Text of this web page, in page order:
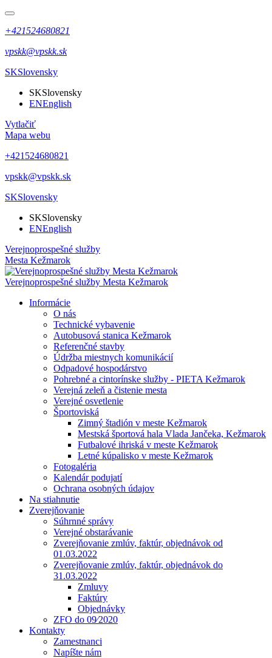
+421524680821
vpskk@vpskk.sk
SKSlovensky
SKSlovensky
ENEnglish
Vytlačiť
Mapa webu
+421524680821
vpskk@vpskk.sk
SKSlovensky
SKSlovensky
ENEnglish
Verejnoprospešné služby
Mesta Kežmarok
Verejnoprospešné služby Mesta Kežmarok
Informácie
O nás
Technické vybavenie
Autobusová stanica Kežmarok
Referenčné stavby
Údržba miestnych komunikácií
Odpadové hospodárstvo
Pohrebné a cintorínske služby - PIETA Kežmarok
Verejná zeleň a čistenie mesta
Verejné osvetlenie
Športoviská
Zimný štadión v meste Kežmarok
Mestská športová hala Vlada Jančeka, Kežmarok
Futbalové ihriská v meste Kežmarok
Letné kúpalisko v meste Kežmarok
Fotogaléria
Kalendár podujatí
Ochrana osobných údajov
Na stiahnutie
Zverejňovanie
Súhrnné správy
Verejné obstarávanie
Zverejňovanie zmlúv, faktúr, objednávok od
01.03.2022
Zverejňovanie zmlúv, faktúr, objednávok do
31.03.2022
Zmluvy
Faktúry
Objednávky
ZFO do 09⁄2020
Kontakty
Zamestnanci
Napíšte nám